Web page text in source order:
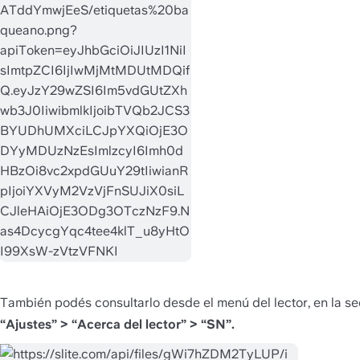
También podés consultarlo desde el menú del lector, en la
“Ajustes” > “Acerca del lector” > “SN”.